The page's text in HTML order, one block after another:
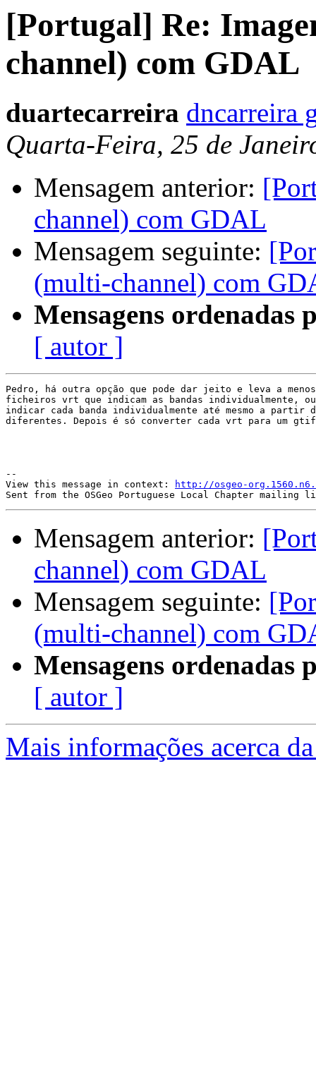
[Portugal] Re:
channel) com GDAL
duartecarreira dncarreira
Quarta-Feira, 25 de
Mensagem anterior:
channel) com GDAL
Mensagem seguinte:
(multi-channel) com
Mensagens ordenadas
[ autor ]
Pedro, há outra opção que pode dar jeito e leva a
ficheiros vrt que indicam as bandas individualmente, ou
indicar cada banda individualmente até mesmo a partir
diferentes. Depois é só converter cada vrt para um gtiff
--
View this message in context:
http://osgeo-
Mensagem anterior:
channel) com GDAL
Mensagem seguinte:
(multi-channel) com
Mensagens ordenadas
[ autor ]
Mais informações acerca